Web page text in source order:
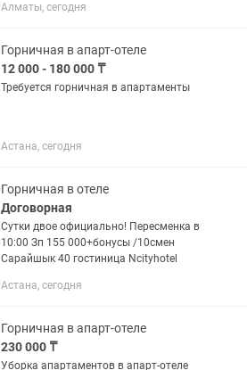
пополнение питьевой воды, чайно-
Алматы, сегодня
Горничная в апарт-отеле
12 000 - 180 000 ₸
Требуется горничная в апартаменты
Астана, сегодня
Горничная в отеле
Договорная
Сутки двое официально! Пересменка в
10:00 Зп 155 000+бонусы /10смен
Сарайшык 40 гостиница Ncityhotel
Астана, сегодня
Горничная в апарт-отеле
230 000 ₸
Уборка апартаментов в апарт-отеле